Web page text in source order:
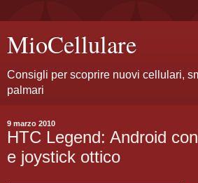
MioCellulare
Consigli per scoprire nuovi cellulari,
palmari
9 marzo 2010
HTC Legend: Android
e joystick ottico